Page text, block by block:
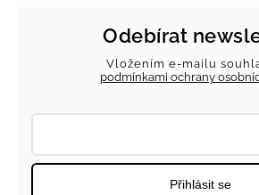
Odebírat
Vložením e-mailu
podmínkami ochrany
Přihlásit se